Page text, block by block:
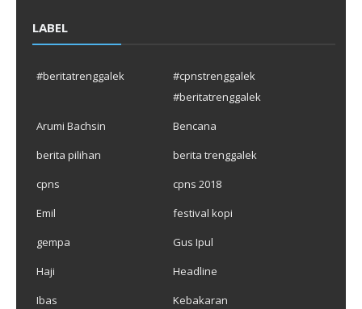
LABEL
#beritatrenggalek
#cpnstrenggalek
#beritatrenggalek
Arumi Bachsin
Bencana
berita pilihan
berita trenggalek
cpns
cpns 2018
Emil
festival kopi
gempa
Gus Ipul
Haji
Headline
Ibas
Kebakaran